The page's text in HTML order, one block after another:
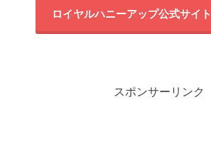
ロイヤルハニーアップ公式サイ
スポンサーリンク